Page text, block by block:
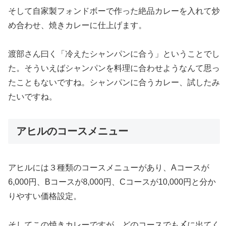
そして自家製フォンドボーで作った絶品カレーを入れて炒
め合わせ、焼きカレーに仕上げます。
渡部さん曰く「冷えたシャンパンに合う」ということでし
た。そういえばシャンパンを料理に合わせようなんて思っ
たこともないですね。シャンパンに合うカレー、試したみ
たいですね。
アヒルのコースメニュー
アヒルには３種類のコースメニューがあり、Aコースが
6,000円、Bコースが8,000円、Cコースが10,000円と分か
りやすい価格設定。